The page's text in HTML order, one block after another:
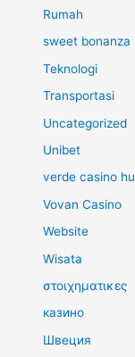
Rumah
sweet bonanza
Teknologi
Transportasi
Uncategorized
Unibet
verde casino
Vovan Casino
Website
Wisata
στοιχηματικες
казино
Швеция